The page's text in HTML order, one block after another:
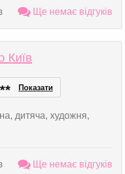
Ще немає відгуків
Київ
** Показати
дитяча, художня,
Ще немає відгуків